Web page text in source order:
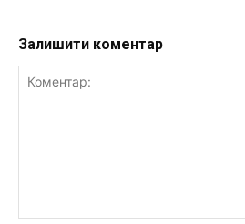
Залишити коментар